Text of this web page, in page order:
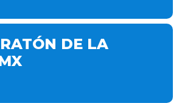
DE LA